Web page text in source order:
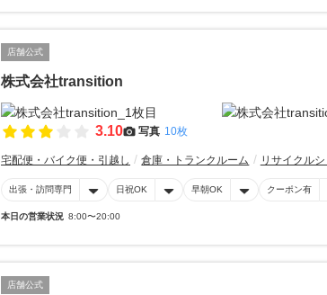
店舗公式
株式会社transition
3.10 写真 10枚
宅配便・バイク便・引越し 倉庫・トランクルーム リサイクル
出張・訪問専門 日祝OK 早朝OK クーポン有
本日の営業状況 8:00〜20:00
店舗公式